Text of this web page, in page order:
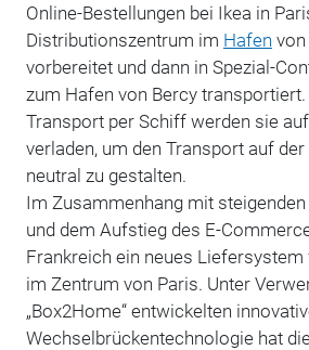
Online-Bestellungen bei Ikea in
Distributionszentrum im Hafen
vorbereitet und dann in Spezial-
zum Hafen von Bercy
Transport per Schiff werden sie
verladen, um den Transport auf
neutral zu gestalten.
Im Zusammenhang mit
und dem Aufstieg des E-
Frankreich ein neues Liefersystem
im Zentrum von Paris. Unter
„Box2Home“ entwickelten
Wechselbrückentechnologie hat